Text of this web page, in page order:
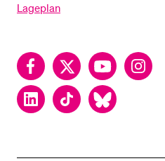
Lageplan
FacebookTwitter YouTubeInstagram
LinkedInTikTok Bluesky